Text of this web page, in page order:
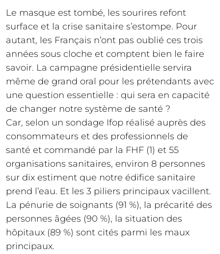
Le masque est tombé, les sourires refont
surface et la crise sanitaire s’estompe. Pour
autant, les Français n’ont pas oublié ces trois
années sous cloche et comptent bien le faire
savoir. La campagne présidentielle servira
même de grand oral pour les prétendants avec
une question essentielle : qui sera en capacité
de changer notre système de santé ?
Car, selon un sondage Ifop réalisé auprès des
consommateurs et des professionnels de
santé et commandé par la FHF (1) et 55
organisations sanitaires, environ 8 personnes
sur dix estiment que notre édifice sanitaire
prend l’eau. Et les 3 piliers principaux vacillent.
La pénurie de soignants (91 %), la précarité des
personnes âgées (90 %), la situation des
hôpitaux (89 %) sont cités parmi les maux
principaux.